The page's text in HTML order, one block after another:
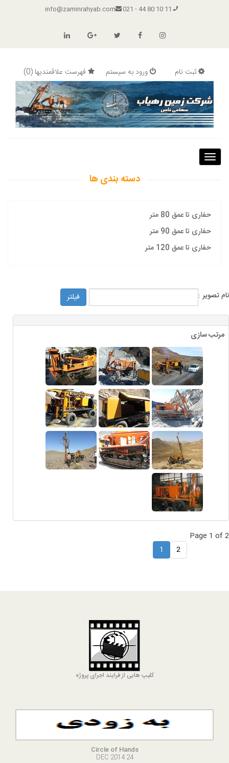
11 10 80 44 - 021
info@zaminrahyab.com
ثبت نام ورود به سیستم فهرست علاقمندیها (0)
Toggle
navigation
دسته بندی ها
حفاری تا عمق 80 متر
حفاری تا عمق 90 متر
حفاری تا عمق 120 متر
نام تصویر : فیلتر
مرتب سازی
Page 1 of 2
1
2
کلیپ هایی از فرایند اجرای پروژه
Circle of Hands
24 DEC 2014